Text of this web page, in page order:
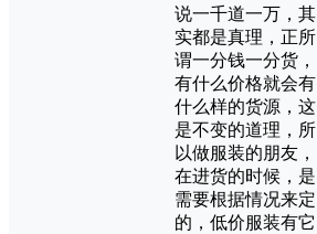
说一千道一万，其
实都是真理，正所
谓一分钱一分货，
有什么价格就会有
什么样的货源，这
是不变的道理，所
以做服装的朋友，
在进货的时候，是
需要根据情况来定
的，低价服装有它